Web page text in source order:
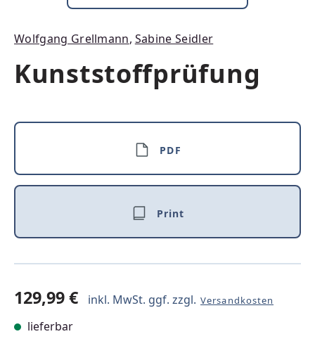
Wolfgang Grellmann, Sabine Seidler
Kunststoffprüfung
PDF
Print
129,99 € inkl. MwSt. ggf. zzgl. Versandkosten
lieferbar